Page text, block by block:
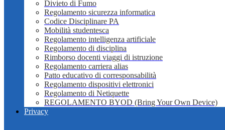
Divieto di Fumo
Regolamento sicurezza informatica
Codice Disciplinare PA
Mobilità studentesca
Regolamento intelligenza artificiale
Regolamento di disciplina
Rimborso docenti viaggi di istruzione
Regolamento carriera alias
Patto educativo di corresponsabilità
Regolamento dispositivi elettronici
Regolamento di Netiquette
REGOLAMENTO BYOD (Bring Your Own Device)
Privacy